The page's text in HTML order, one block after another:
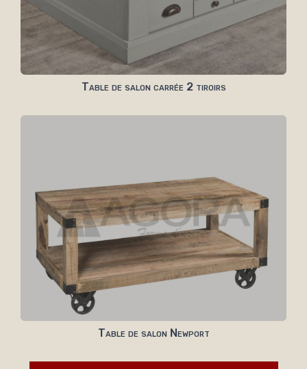
Table de salon carrée 2 tiroirs
Table de salon Newport